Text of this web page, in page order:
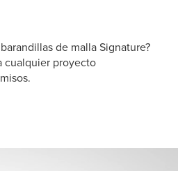
de malla Signature?
cualquier proyecto